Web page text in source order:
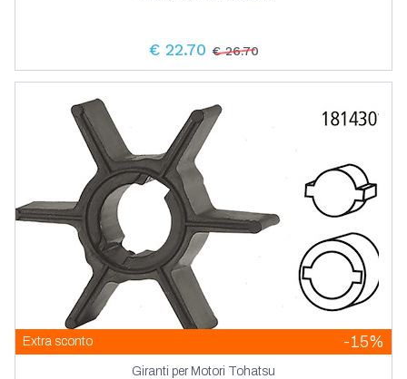
€ 22.70 € 26.70
Extra sconto -15%
Giranti per Motori Tohatsu